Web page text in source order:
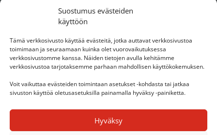
Suostumus evästeiden
käyttöön
Tämä verkkosivusto käyttää evästeitä, jotka auttavat verkkosivustoa
toimimaan ja seuraamaan kuinka olet vuorovaikutuksessa
verkkosivustomme kanssa. Näiden tietojen avulla kehitämme
verkkosivustoa tarjotaksemme parhaan mahdollisen käyttökokemuksen.
Voit vaikuttaa evästeiden toimintaan asetukset -kohdasta tai jatkaa
sivuston käyttöä oletusasetuksilla painamalla hyväksy -painiketta.
Hyväksy
Ihmiset
Konserni
Ota yhteyttä